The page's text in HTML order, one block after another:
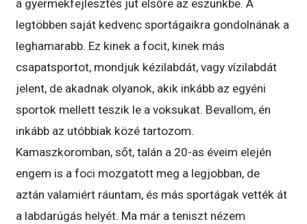
a gyermekfejlesztés jut elsőre az eszünkbe. A
legtöbben saját kedvenc sportágaikra gondolnának a
leghamarabb. Ez kinek a focit, kinek más
csapatsportot, mondjuk kézilabdát, vagy vízilabdát
jelent, de akadnak olyanok, akik inkább az egyéni
sportok mellett teszik le a voksukat. Bevallom, én
inkább az utóbbiak közé tartozom.
Kamaszkoromban, sőt, talán a 20-as éveim elején
engem is a foci mozgatott meg a legjobban, de
aztán valamiért ráuntam, és más sportágak vették át
a labdarúgás helyét. Ma már a teniszt nézem